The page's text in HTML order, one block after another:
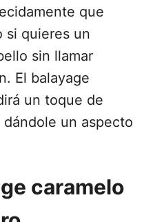
que
si quieres un
sin llamar
El balayage
un toque de
un aspecto
caramelo